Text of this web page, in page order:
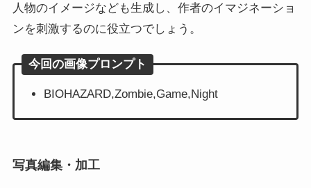
人物のイメージなども生成し、作者のイマジネーショ
ンを刺激するのに役立つでしょう。
今回の画像プロンプト
BIOHAZARD,Zombie,Game,Night
写真編集・加工